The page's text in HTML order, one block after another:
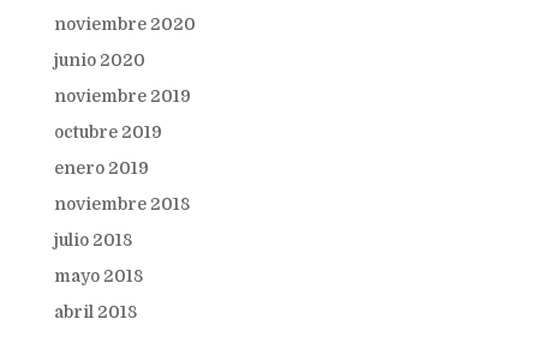
noviembre 2020
junio 2020
noviembre 2019
octubre 2019
enero 2019
noviembre 2018
julio 2018
mayo 2018
abril 2018